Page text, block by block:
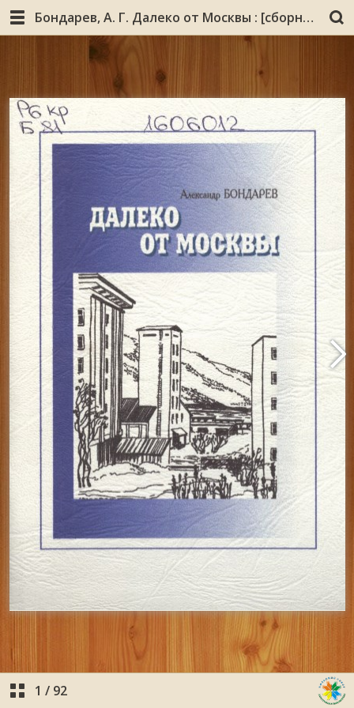
Бондарев, А. Г. Далеко от Москвы : [сборник рассказов] / Александр Бондарев. – [Б. м. : б. и., 2002?]. - 85 с. : ил.
1 / 92